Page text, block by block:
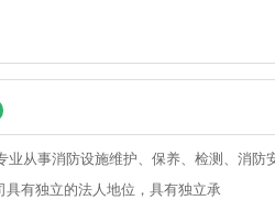
从事消防设施维护、保养、检测、消防
有独立的法人地位，具有独立承